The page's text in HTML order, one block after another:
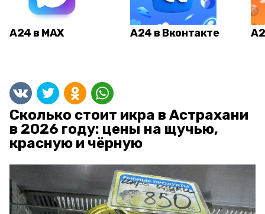
А24 в MAX А24 в Вконтакте
Сколько стоит икра в Астрахани
в 2026 году: цены на щучью,
красную и чёрную